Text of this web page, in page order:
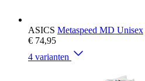
ASICS Metaspeed MD Unisex
€ 74,95
4 varianten